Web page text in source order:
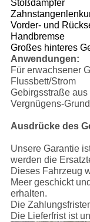
Stoßdämpfer
Vorder- und
Handbremse
Großes hinteres
Anwendungen:
Für erwachsener
Flussbett/Strom
Gebirgsstraße
Vergnügens-Grund
Ausdrücke des
Unsere Garantie
werden die
Dieses Fahrzeug
Meer geschickt
erhalten.
Die
Die Lieferfrist ist